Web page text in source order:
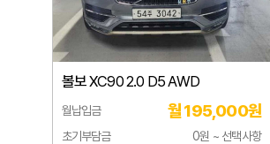
미쯔비시
미쯔오카
벤틀리
부가티
960
볼보XC90 2.0 D5 AWD
월납입금 월 195,000원
초기부담금
0원 ~ 선택사항